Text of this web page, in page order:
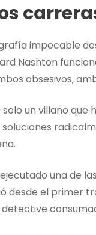
impecable
Nashton
obsesivos,
un villano que
una de
desde el primer